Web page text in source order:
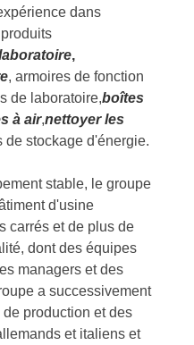
dans
,
, armoires de fonction
de laboratoire,boîtes
à air,nettoyer les
de stockage d'énergie.
stable, le groupe
d'usine
carrés et de plus de
dont des équipes
managers et des
a successivement
production et des
et italiens et